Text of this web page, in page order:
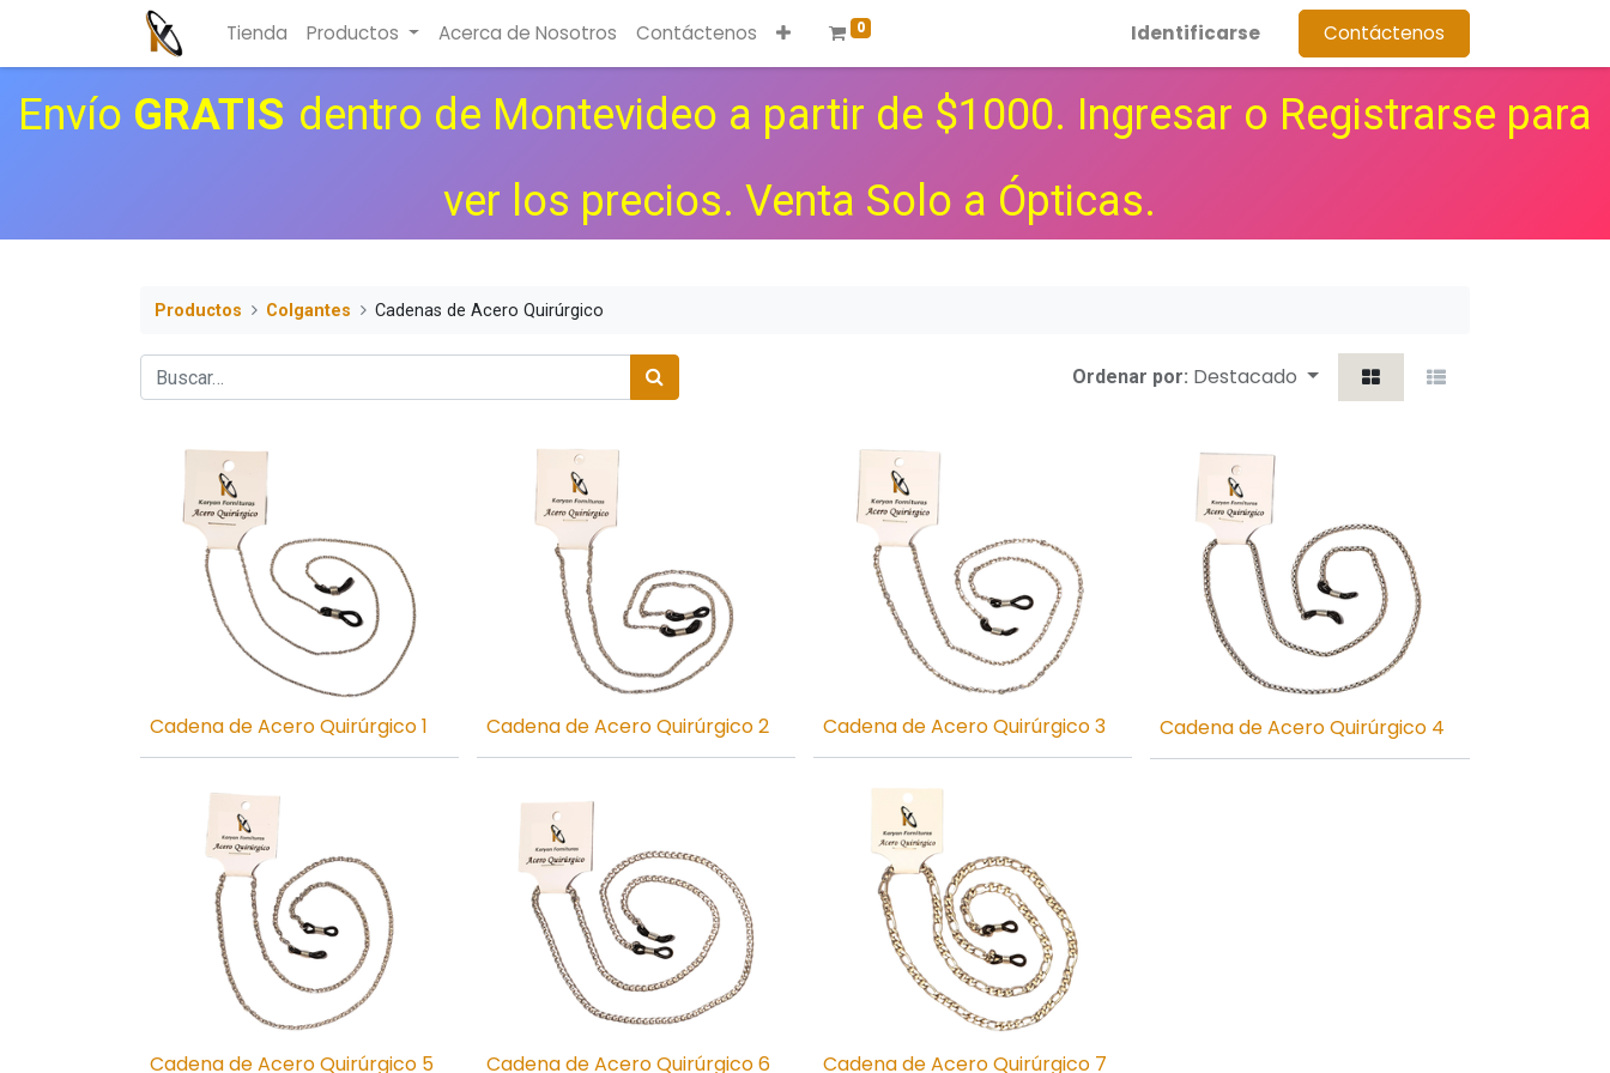
Tienda Productos Acerca de Nosotros Contáctenos 0 Identificarse Contáctenos
Envío GRATIS dentro de Montevideo a partir de $1000. Ingresar o Registrarse para
ver los precios. Venta Solo a Ópticas.
Productos Colgantes Cadenas de Acero Quirúrgico
Ordenar por: Destacado
Cadena de Acero Quirúrgico 1 Cadena de Acero Quirúrgico 2 Cadena de Acero Quirúrgico 3 Cadena de Acero Quirúrgico 4
Cadena de Acero Quirúrgico 5 Cadena de Acero Quirúrgico 6 Cadena de Acero Quirúrgico 7